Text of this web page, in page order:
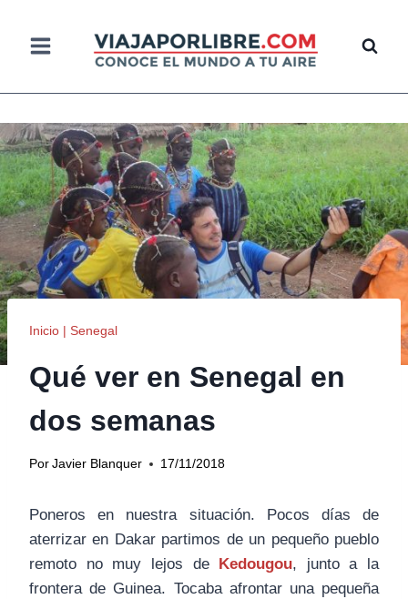
contenido
Inicio | Senegal
Qué ver en Senegal en
dos semanas
Por Javier Blanquer 17/11/2018
Poneros en nuestra situación. Pocos días de
aterrizar en Dakar partimos de un pequeño pueblo
remoto no muy lejos de
Kedougou, junto a la
frontera de Guinea. Tocaba afrontar una pequeña